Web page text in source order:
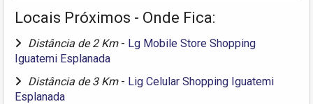
Locais Próximos - Onde Fica:
Distância de 2 Km - Lg Mobile Store Shopping
Iguatemi Esplanada
Distância de 3 Km - Lig Celular Shopping Iguatemi
Esplanada